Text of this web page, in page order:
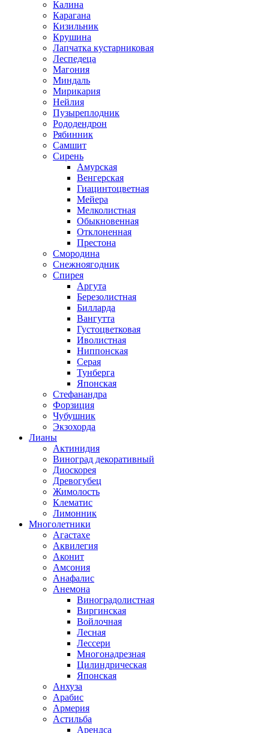
Калина
Карагана
Кизильник
Крушина
Лапчатка кустарниковая
Леспедеца
Магония
Миндаль
Мирикария
Нейлия
Пузыреплодник
Рододендрон
Рябинник
Самшит
Сирень
Амурская
Венгерская
Гиацинтоцветная
Мейера
Мелколистная
Обыкновенная
Отклоненная
Престона
Смородина
Снежноягодник
Спирея
Аргута
Березолистная
Билларда
Вангутта
Густоцветковая
Иволистная
Ниппонская
Серая
Тунберга
Японская
Стефанандра
Форзиция
Чубушник
Экзохорда
Лианы
Актинидия
Виноград декоративный
Диоскорея
Древогубец
Жимолость
Клематис
Лимонник
Многолетники
Агастахе
Аквилегия
Аконит
Амсония
Анафалис
Анемона
Виноградолистная
Виргинская
Войлочная
Лесная
Лессери
Многонадрезная
Цилиндрическая
Японская
Анхуза
Арабис
Армерия
Астильба
Арендса